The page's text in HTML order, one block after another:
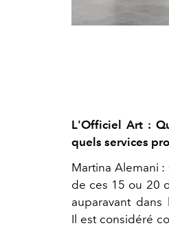
L'Officiel Art :
quels services
Martina Alemani
de ces 15 ou 20
auparavant
Il est considéré